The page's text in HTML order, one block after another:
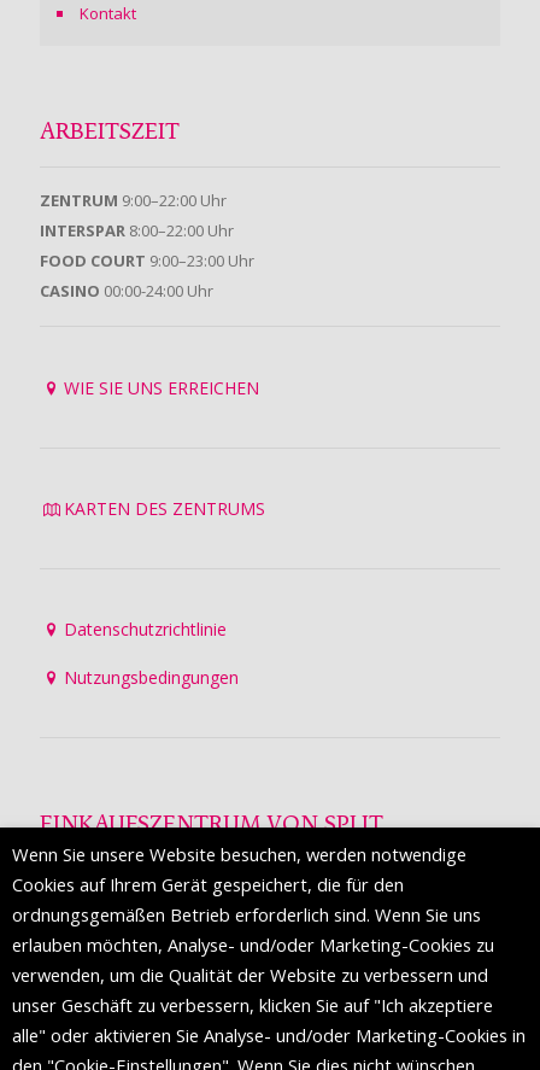
Kontakt
ARBEITSZEIT
ZENTRUM 9:00–22:00 Uhr
INTERSPAR 8:00–22:00 Uhr
FOOD COURT 9:00–23:00 Uhr
CASINO 00:00-24:00 Uhr
WIE SIE UNS ERREICHEN
KARTEN DES ZENTRUMS
Datenschutzrichtlinie
Nutzungsbedingungen
EINKAUFSZENTRUM VON SPLIT
Die Mall of Split
ist ein prestigeträchtiges Einkaufsziel mit
etwa 200 Einzelhandelsmarken und einer Reihe von
Weltmodemarken, die zum ersten Mal in Split erscheinen.
FOLGEN SIE UNS
Wenn Sie unsere Website besuchen, werden notwendige
Cookies auf Ihrem Gerät gespeichert, die für den
ordnungsgemäßen Betrieb erforderlich sind. Wenn Sie uns
erlauben möchten, Analyse- und/oder Marketing-Cookies zu
verwenden, um die Qualität der Website zu verbessern und
unser Geschäft zu verbessern, klicken Sie auf "Ich akzeptiere
alle" oder aktivieren Sie Analyse- und/oder Marketing-Cookies in
den "Cookie-Einstellungen". Wenn Sie dies nicht wünschen,